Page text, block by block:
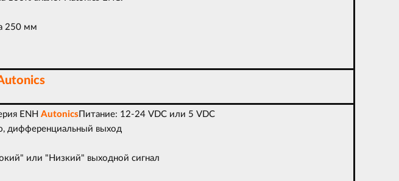
250 мм
ENH Autonics Питание: 12-24 VDC или 5 VDC
дифференциальный выход
или "Низкий" выходной сигнал